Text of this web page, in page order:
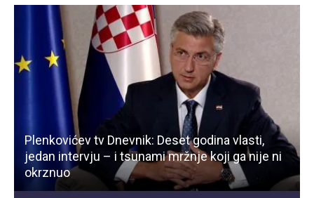
Plenkovićev tv Dnevnik: Deset godina vlasti,
jedan intervju – i tsunami mržnje koji ga nije ni
okrznuo